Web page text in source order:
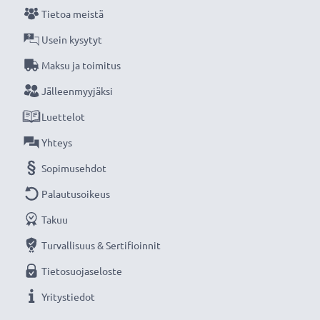
ne täyttävät kokonaan korkeimmat EU-standardit -
siksi akuillamme on 3 vuoden takuu. Valitse
CELLONIC®, etkä tingi laadusta.
Tietoa meistä
Usein kysytyt
Maksu ja toimitus
Jälleenmyyjäksi
Luettelot
Yhteys
Sopimusehdot
Palautusoikeus
Takuu
Turvallisuus & Sertifioinnit
Tietosuojaseloste
Yritystiedot